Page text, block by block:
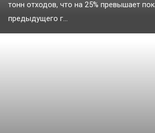
тонн отходов, что на 25% превышает
предыдущего г...